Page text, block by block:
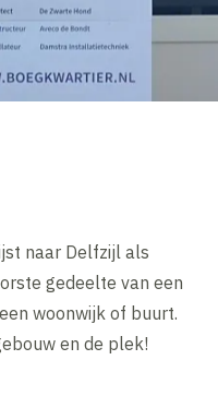
naar Delfzijl als
gedeelte van een
woonwijk of buurt.
en de plek!